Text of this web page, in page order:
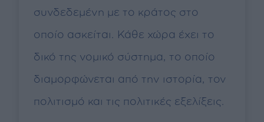
συνδεδεμένη με το κράτος στο
οποίο ασκείται. Κάθε χώρα έχει το
δικό της νομικό σύστημα, το οποίο
διαμορφώνεται από την ιστορία, τον
πολιτισμό και τις πολιτικές εξελίξεις.